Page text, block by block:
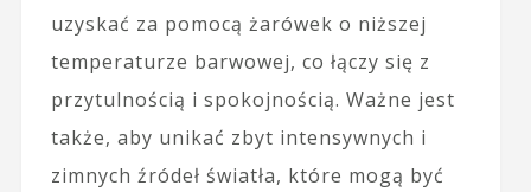
uzyskać za pomocą żarówek o niższej
temperaturze barwowej, co łączy się z
przytulnością i spokojnоścią. Ważne jest
także, aby unikać zbyt intensywnych i
zimnych źródeł światła, które mogą być